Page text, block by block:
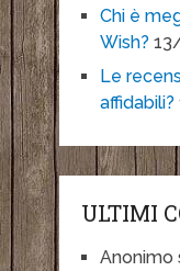
Chi è
Wish?
Le
affidabili?
ULTIMI
Anonimo